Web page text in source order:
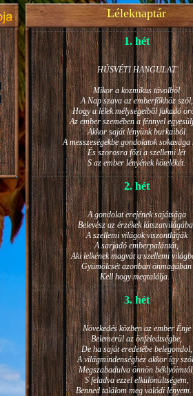
Léleknaptár
1. hét
HÚSVÉTI HANGULAT
Mikor a kozmikus távolból
A Nap szava az emberfőkhöz szól,
Hogy a lélek mélységeiből fakadó
Az ember szemében a fénnyel
Akkor saját lényünk burkaiból
A messzeségekbe gondolatok sokasága
És szorosra főzi a szellemi lét
S az ember lényének kötelékét.
2. hét
A gondolat erejének sajátsága
Belevész az érzékek
A szellemi világok viszontlátják
A sarjadó emberpalántát,
Aki lelkének magvát a szellemi
Gyümölcsét azonban önmagában
Kell hogy megtalálja.
3. hét
Növekedés közben az ember Énje
Belemerül az önfeledtségbe,
De ha saját eredetébe belegondol,
A világmindenséghez akkor így
Megszabadulva önnön
S feladva ezzel elkülönültségem,
Benned találom meg valódi